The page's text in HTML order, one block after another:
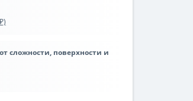
сложности, поверхности и